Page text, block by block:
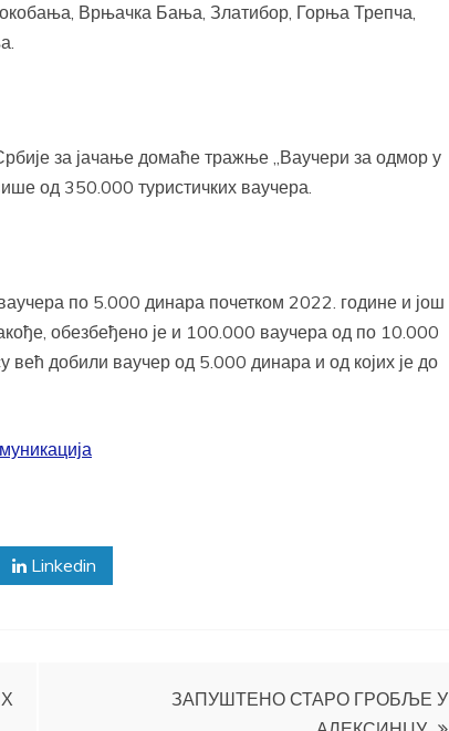
Врњачка Бања, Златибор, Горња Трепча,
за јачање домаће тражње „Ваучери за одмор у
од 350.000 туристичких ваучера.
по 5.000 динара почетком 2022. године и још
обезбеђено је и 100.000 ваучера од по 10.000
већ добили ваучер од 5.000 динара и од којих је до
Linkedin
ЗАПУШТЕНО СТАРО ГРОБЉЕ У